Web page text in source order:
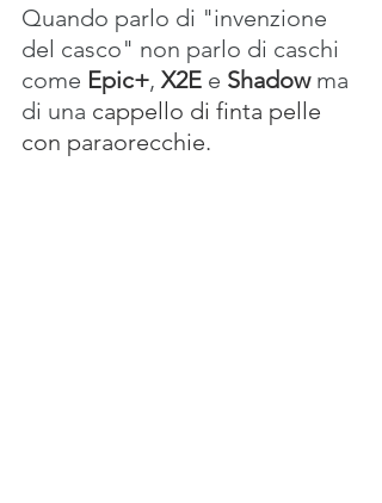
Quando parlo di "invenzione
del casco" non parlo di caschi
come Epic+, X2E e Shadow ma
di una cappello di finta pelle
con paraorecchie.